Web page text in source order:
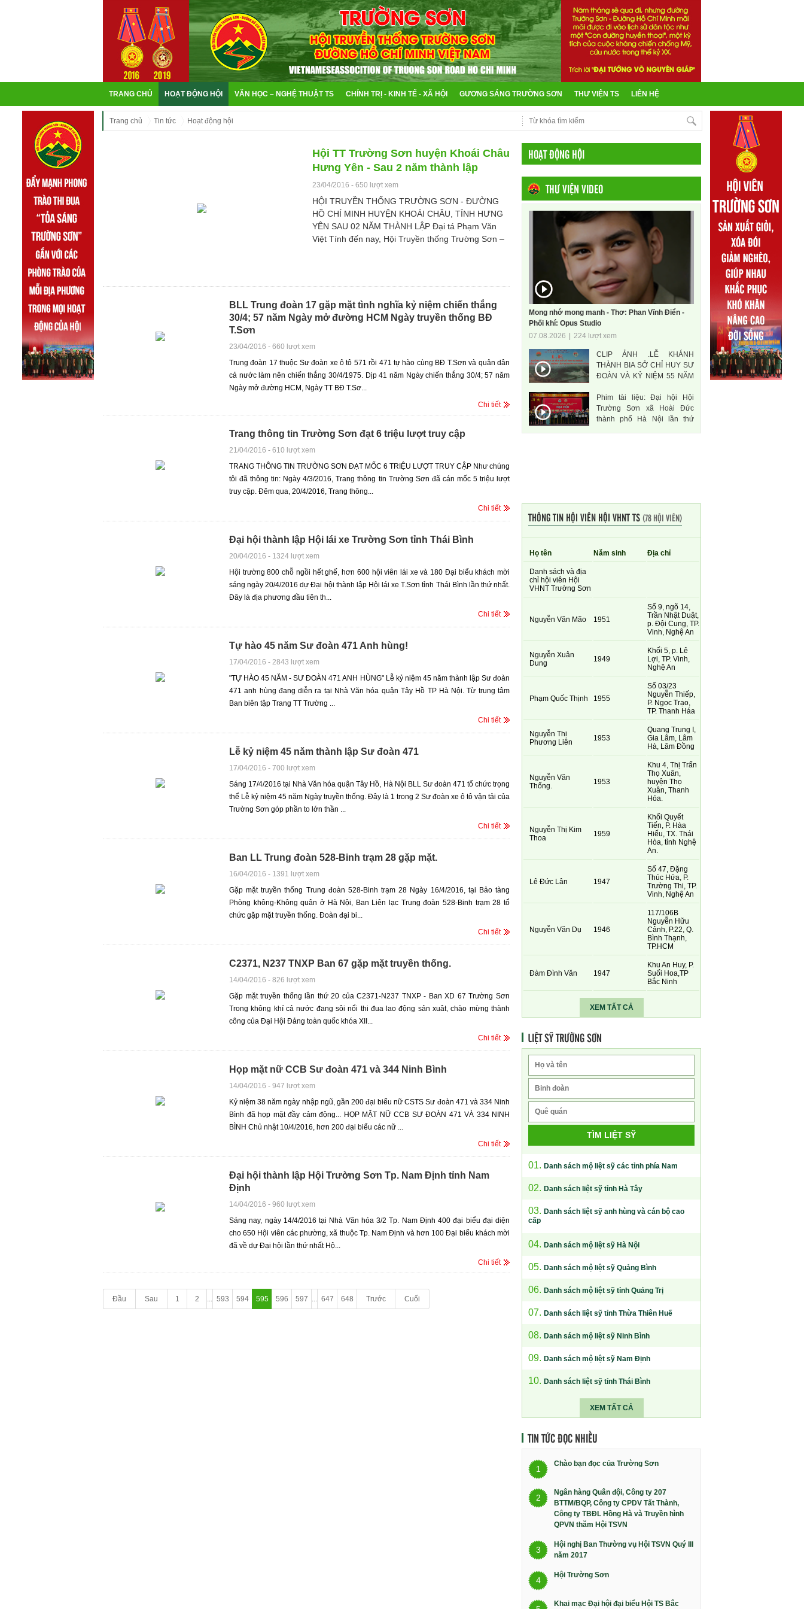
TRANG CHỦ HOẠT ĐỘNG HỘI VĂN HỌC – NGHỆ THUẬT TS CHÍNH TRỊ - KINH TẾ - XÃ HỘI GƯƠNG SÁNG TRƯỜNG SƠN THƯ VIỆN TS LIÊN HỆ
Trang chủ Tin tức Hoạt động hội
Hội TT Trường Sơn huyện Khoái Châu
Hưng Yên - Sau 2 năm thành lập
23/04/2016 - 650 lượt xem
HỘI TRUYỀN THỐNG TRƯỜNG SƠN - ĐƯỜNG
HỒ CHÍ MINH HUYỆN KHOÁI CHÂU, TỈNH HƯNG
YÊN SAU 02 NĂM THÀNH LẬP Đại tá Phạm Văn
Việt Tính đến nay, Hội Truyền thống Trường Sơn –
BLL Trung đoàn 17 gặp mặt tình nghĩa kỷ niệm chiến thắng
30/4; 57 năm Ngày mở đường HCM Ngày truyền thống BĐ
T.Sơn
23/04/2016 - 660 lượt xem
Trung đoàn 17 thuộc Sư đoàn xe ô tô 571 rồi 471 tự hào cùng BĐ T.Sơn và quân dân
cả nước làm nên chiến thắng 30/4/1975. Dịp 41 năm Ngày chiến thắng 30/4; 57 năm
Ngày mở đường HCM, Ngày TT BĐ T.Sơ...
Chi tiết
Trang thông tin Trường Sơn đạt 6 triệu lượt truy cập
21/04/2016 - 610 lượt xem
TRANG THÔNG TIN TRƯỜNG SƠN ĐẠT MỐC 6 TRIỆU LƯỢT TRUY CẬP Như chúng
tôi đã thông tin: Ngày 4/3/2016, Trang thông tin Trường Sơn đã cán mốc 5 triệu lượt
truy cập. Đêm qua, 20/4/2016, Trang thông...
Chi tiết
Đại hội thành lập Hội lái xe Trường Sơn tỉnh Thái Bình
20/04/2016 - 1324 lượt xem
Hội trường 800 chỗ ngồi hết ghế, hơn 600 hội viên lái xe và 180 Đại biểu khách mời
sáng ngày 20/4/2016 dự Đại hội thành lập Hội lái xe T.Sơn tỉnh Thái Bình lần thứ nhất.
Đây là địa phương đầu tiên th...
Chi tiết
Tự hào 45 năm Sư đoàn 471 Anh hùng!
17/04/2016 - 2843 lượt xem
"TỰ HÀO 45 NĂM - SƯ ĐOÀN 471 ANH HÙNG" Lễ kỷ niệm 45 năm thành lập Sư đoàn
471 anh hùng đang diễn ra tại Nhà Văn hóa quận Tây Hồ TP Hà Nội. Từ trung tâm
Ban biên tập Trang TT Trường ...
Chi tiết
Lễ kỷ niệm 45 năm thành lập Sư đoàn 471
17/04/2016 - 700 lượt xem
Sáng 17/4/2016 tại Nhà Văn hóa quận Tây Hồ, Hà Nội BLL Sư đoàn 471 tổ chức trọng
thể Lễ kỷ niệm 45 năm Ngày truyền thống. Đây là 1 trong 2 Sư đoàn xe ô tô vận tải của
Trường Sơn góp phần to lớn thần ...
Chi tiết
Ban LL Trung đoàn 528-Binh trạm 28 gặp mặt.
16/04/2016 - 1391 lượt xem
Gặp mặt truyền thống Trung đoàn 528-Binh trạm 28 Ngày 16/4/2016, tại Bảo tàng
Phòng không-Không quân ở Hà Nội, Ban Liên lạc Trung đoàn 528-Binh trạm 28 tổ
chức gặp mặt truyền thống. Đoàn đại bi...
Chi tiết
C2371, N237 TNXP Ban 67 gặp mặt truyền thống.
14/04/2016 - 826 lượt xem
Gặp mặt truyền thống lần thứ 20 của C2371-N237 TNXP - Ban XD 67 Trường Sơn
Trong không khí cả nước đang sôi nổi thi đua lao động sản xuât, chào mừng thành
công của Đại Hội Đảng toàn quốc khóa XII...
Chi tiết
Họp mặt nữ CCB Sư đoàn 471 và 344 Ninh Bình
14/04/2016 - 947 lượt xem
Kỷ niệm 38 năm ngày nhập ngũ, gần 200 đại biểu nữ CSTS Sư đoàn 471 và 334 Ninh
Bình đã họp mặt đầy cảm động... HỌP MẶT NỮ CCB SƯ ĐOÀN 471 VÀ 334 NINH
BÌNH Chủ nhật 10/4/2016, hơn 200 đại biểu các nữ ...
Chi tiết
Đại hội thành lập Hội Trường Sơn Tp. Nam Định tỉnh Nam
Định
14/04/2016 - 960 lượt xem
Sáng nay, ngày 14/4/2016 tại Nhà Văn hóa 3/2 Tp. Nam Định 400 đại biểu đại diện
cho 650 Hội viên các phường, xã thuộc Tp. Nam Định và hơn 100 Đại biểu khách mời
đã về dự Đại hội lần thứ nhất Hộ...
Chi tiết
Đầu Sau 1 2 ... 593 594 595 596 597 ... 647 648 Trước Cuối
HOẠT ĐỘNG HỘI
THƯ VIỆN VIDEO
Mong nhớ mong manh - Thơ: Phan Vĩnh Điển -
Phối khí: Opus Studio
07.08.2026
224 lượt xem
CLIP ẢNH .LỄ KHÁNH
THÀNH BIA SỞ CHỈ HUY SƯ
ĐOÀN VÀ KỶ NIỆM 55 NĂM
ANH HÙNG
Phim tài liệu: Đại hội Hội
Trường Sơn xã Hoài Đức
thành phố Hà Nội lần thứ
THÔNG TIN HỘI VIÊN HỘI VHNT TS(78 HỘI VIÊN)
Họ tên Năm sinh Địa chỉ
Danh sách và địa
chỉ hội viên Hội
VHNT Trường Sơn
Nguyễn Văn Mão 1951
Số 9, ngõ 14,
Trần Nhật Duật,
p. Đội Cung, TP.
Vinh, Nghệ An
Nguyễn Xuân
Dung
1949
Khối 5, p. Lê
Lợi, TP. Vinh,
Nghệ An
Phạm Quốc Thịnh 1955
Số 03/23
Nguyễn Thiếp,
P. Ngọc Trạo,
TP. Thanh Háa
Nguyễn Thị
Phương Liên
1953
Quang Trung I,
Gia Lâm, Lâm
Hà, Lâm Đồng
Nguyễn Văn
Thống.
1953
Khu 4, Thị Trấn
Thọ Xuân,
huyện Thọ
Xuân, Thanh
Hóa.
Nguyễn Thị Kim
Thoa
1959
Khối Quyết
Tiến, P. Hàa
Hiếu, TX. Thái
Hòa, tỉnh Nghệ
An.
Lê Đức Lân 1947
Số 47, Đặng
Thúc Hứa, P.
Trường Thi, TP.
Vinh, Nghệ An
Nguyễn Văn Dụ 1946
117/106B
Nguyễn Hữu
Cảnh, P.22, Q.
Bình Thạnh,
TP.HCM
Đàm Đình Văn 1947
Khu An Huy, P.
Suối Hoa,TP
Bắc Ninh
XEM TẤT CẢ
LIỆT SỸ TRƯỜNG SƠN
TÌM LIỆT SỸ
01. Danh sách mộ liệt sỹ các tỉnh phía Nam
02. Danh sách liệt sỹ tỉnh Hà Tây
03. Danh sách liệt sỹ anh hùng và cán bộ cao
cấp
04. Danh sách mộ liệt sỹ Hà Nội
05. Danh sách mộ liệt sỹ Quảng Bình
06. Danh sách mộ liệt sỹ tỉnh Quảng Trị
07. Danh sách liệt sỹ tỉnh Thừa Thiên Huế
08. Danh sách mộ liệt sỹ Ninh Bình
09. Danh sách mộ liệt sỹ Nam Định
10. Danh sách liệt sỹ tỉnh Thái Bình
XEM TẤT CẢ
TIN TỨC ĐỌC NHIỀU
1
Chào bạn đọc của Trường Sơn
2
Ngân hàng Quân đội, Công ty 207
BTTM/BQP, Công ty CPDV Tất Thành,
Công ty TBĐL Hồng Hà và Truyền hình
QPVN thăm Hội TSVN
3
Hội nghị Ban Thường vụ Hội TSVN Quý III
năm 2017
4
Hội Trường Sơn
Khai mạc Đại hội đại biểu Hội TS Bắc